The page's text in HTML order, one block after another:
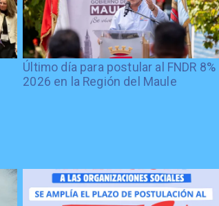
Último día para postular al FNDR 8%
2026 en la Región del Maule